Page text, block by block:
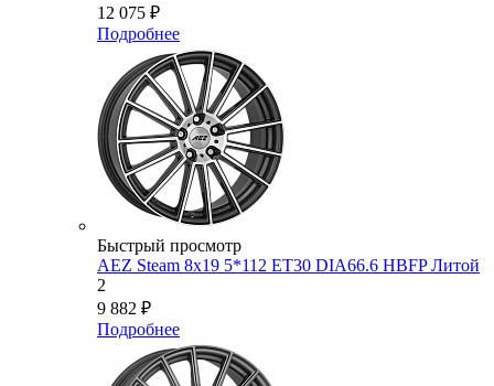
12 075 ₽
Подробнее
Быстрый просмотр
AEZ Steam 8x19 5*112 ET30 DIA66.6 HBFP Литой
2
9 882 ₽
Подробнее